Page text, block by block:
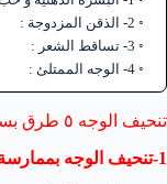
2- الذقن المزدوجة :
3- تساقط الشعر :
4- الوجه الممتلئ :
تنحيف الوجه ٥ طرق بسيطة لها علاقة وثيقه بالوجه الممتلئ
1-تنحيف الوجه بممارسة تمارين الوجه: